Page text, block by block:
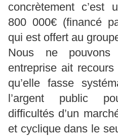
concrètement c’est
800 000€ (financé
qui est offert au
Nous ne
entreprise ait
qu’elle fasse
l’argent public
difficultés d’un
et cyclique dans le